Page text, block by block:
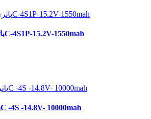
باتری لیتیوم پلیمر 100C-4S1P-15.2V-1550mah
باتری لیتیوم پلیمر 25C -4S -14.8V- 10000mah